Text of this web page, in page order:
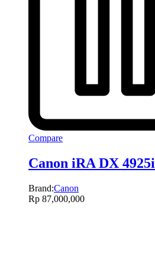
Compare
Canon iRA DX 4925i
Brand:Canon
Rp 87,000,000